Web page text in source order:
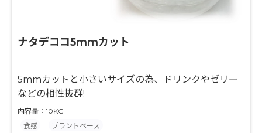
ナタデココ5mmカット
5mmカットと小さいサイズの為、ドリンクやゼリー
などの相性抜群!
内容量：10KG
食感
プラントベース